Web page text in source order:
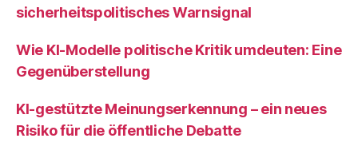
sicherheitspolitisches Warnsignal
Wie KI‑Modelle politische Kritik umdeuten: Eine
Gegenüberstellung
KI‑gestützte Meinungserkennung – ein neues
Risiko für die öffentliche Debatte